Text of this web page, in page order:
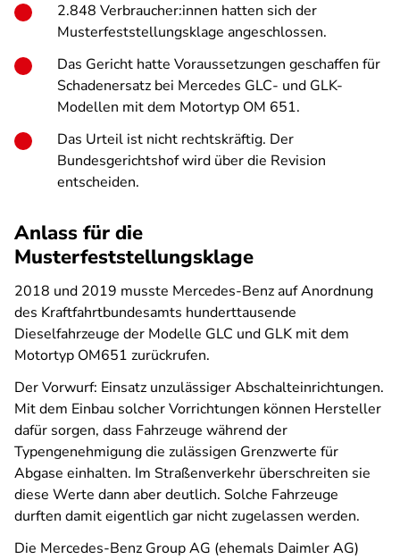
2.848 Verbraucher:innen hatten sich der
Musterfeststellungsklage angeschlossen.
Das Gericht hatte Voraussetzungen geschaffen für
Schadenersatz bei Mercedes GLC- und GLK-
Modellen mit dem Motortyp OM 651.
Das Urteil ist nicht rechtskräftig. Der
Bundesgerichtshof wird über die Revision
entscheiden.
Anlass für die
Musterfeststellungsklage
2018 und 2019 musste Mercedes-Benz auf Anordnung
des Kraftfahrtbundesamts hunderttausende
Dieselfahrzeuge der Modelle GLC und GLK mit dem
Motortyp OM651 zurückrufen.
Der Vorwurf: Einsatz unzulässiger Abschalteinrichtungen.
Mit dem Einbau solcher Vorrichtungen können Hersteller
dafür sorgen, dass Fahrzeuge während der
Typengenehmigung die zulässigen Grenzwerte für
Abgase einhalten. Im Straßenverkehr überschreiten sie
diese Werte dann aber deutlich. Solche Fahrzeuge
durften damit eigentlich gar nicht zugelassen werden.
Die Mercedes-Benz Group AG (ehemals Daimler AG)